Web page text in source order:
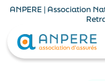
ANPERE | Association